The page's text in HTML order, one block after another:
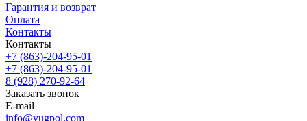
Гарантия и возврат
Оплата
Контакты
Контакты
+7 (863)-204-95-01
+7 (863)-204-95-01
8 (928) 270-92-64
Заказать звонок
E-mail
info@yugpol.com